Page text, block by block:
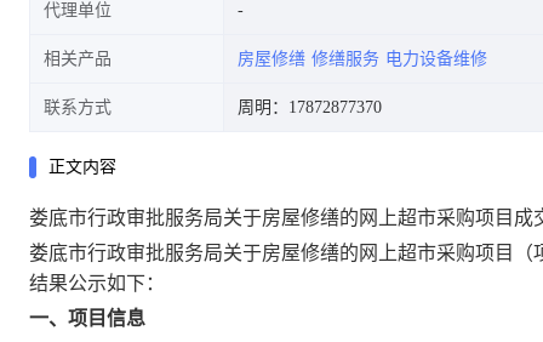
代理单位
相关产品 房屋修缮 修缮服务 电力设备维修
联系方式 周明：17872877370
正文内容
娄底市行政审批服务局关于房屋修缮的网上超市采购项目成
娄底市行政审批服务局关于房屋修缮的网上超市采购项目
结果公示如下：
一、项目信息